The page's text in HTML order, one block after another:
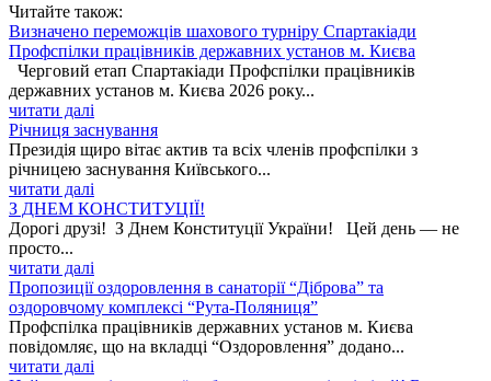
Читайте також:
Визначено переможців шахового турніру Спартакіади
Профспілки працівників державних установ м. Києва
Черговий етап Спартакіади Профспілки працівників
державних установ м. Києва 2026 року...
читати далі
Річниця заснування
Президія щиро вітає актив та всіх членів профспілки з
річницею заснування Київського...
читати далі
З ДНЕМ КОНСТИТУЦІЇ!
Дорогі друзі! З Днем Конституції України! Цей день — не
просто...
читати далі
Пропозиції оздоровлення в санаторії “Діброва” та
оздоровчому комплексі “Рута-Поляниця”
Профспілка працівників державних установ м. Києва
повідомляє, що на вкладці “Оздоровлення” додано...
читати далі